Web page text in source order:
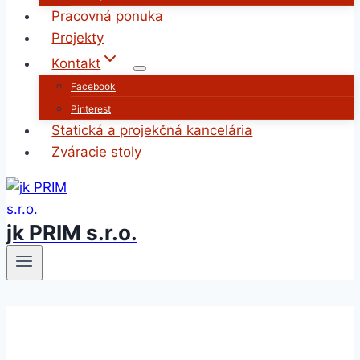
Pracovná ponuka
Projekty
Kontakt
Facebook
Pinterest
Statická a projekčná kancelária
Zváracie stoly
jk PRIM s.r.o.